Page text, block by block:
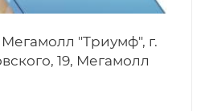
"Триумф", г.
19, Мегамолл